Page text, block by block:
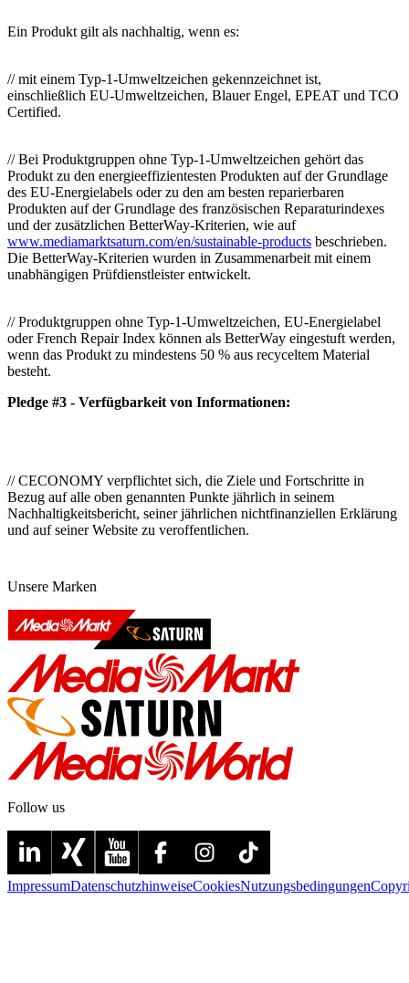
Ein Produkt gilt als nachhaltig, wenn es:
// mit einem Typ-1-Umweltzeichen gekennzeichnet ist,
einschließlich EU-Umweltzeichen, Blauer Engel, EPEAT und TCO
Certified.
// Bei Produktgruppen ohne Typ-1-Umweltzeichen gehört das
Produkt zu den energieeffizientesten Produkten auf der Grundlage
des EU-Energielabels oder zu den am besten reparierbaren
Produkten auf der Grundlage des französischen Reparaturindexes
und der zusätzlichen BetterWay-Kriterien, wie auf
www.mediamarktsaturn.com/en/sustainable-products beschrieben.
Die BetterWay-Kriterien wurden in Zusammenarbeit mit einem
unabhängigen Prüfdienstleister entwickelt.
// Produktgruppen ohne Typ-1-Umweltzeichen, EU-Energielabel
oder French Repair Index können als BetterWay eingestuft werden,
wenn das Produkt zu mindestens 50 % aus recyceltem Material
besteht.
Pledge #3 - Verfügbarkeit von Informationen:
// CECONOMY verpflichtet sich, die Ziele und Fortschritte in
Bezug auf alle oben genannten Punkte jährlich in seinem
Nachhaltigkeitsbericht, seiner jährlichen nichtfinanziellen Erklärung
und auf seiner Website zu veroffentlichen.
Unsere Marken
Follow us
ImpressumDatenschutzhinweiseCookiesNutzungsbedingungen